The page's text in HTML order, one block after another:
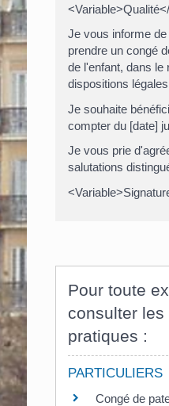
Je vous informe
prendre un congé
de l'enfant, dans le
dispositions
Je souhaite
compter du [date]
Je vous prie
salutations
Pour toute
consulter les
pratiques :
PARTICULIERS
Congé de